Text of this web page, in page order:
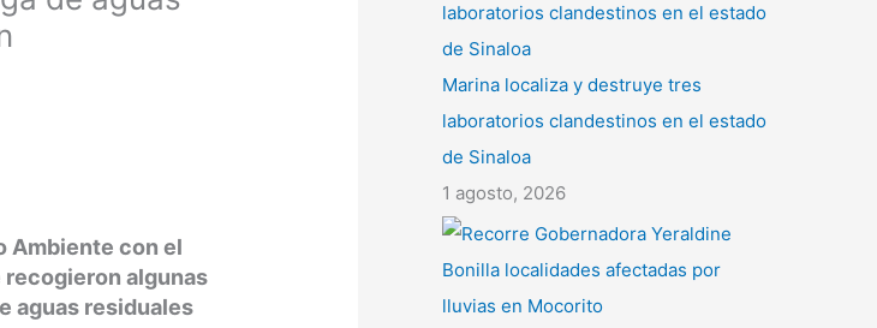
Ambiente con el
recogieron algunas
aguas residuales
Marina localiza y destruye tres
laboratorios clandestinos en el estado
de Sinaloa
1 agosto, 2026